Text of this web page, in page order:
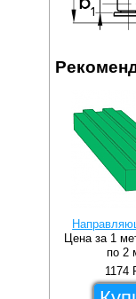
Цена за 1
по 2
1174